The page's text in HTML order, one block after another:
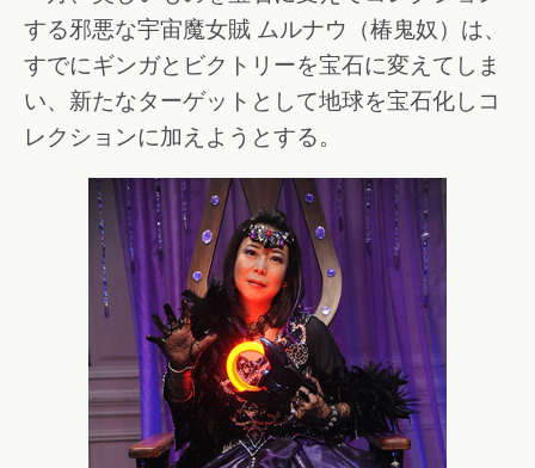
する邪悪な宇宙魔女賊 ムルナウ（椿鬼奴）は、
すでにギンガとビクトリーを宝石に変えてしま
い、新たなターゲットとして地球を宝石化しコ
レクションに加えようとする。